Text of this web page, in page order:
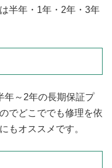
半年・1年・2年・3年
年～2年の長期保証プ
でどこででも修理を依
もオススメです。